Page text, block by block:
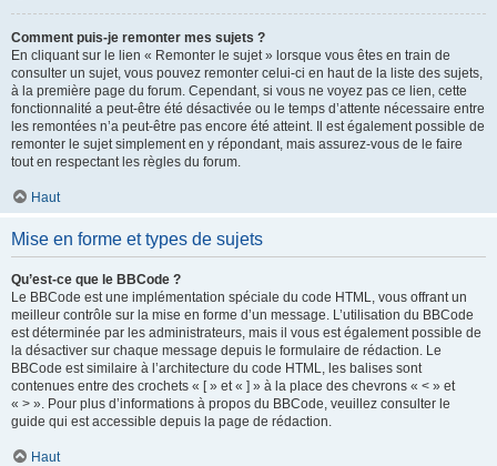
Comment puis-je remonter mes sujets ?
En cliquant sur le lien « Remonter le sujet » lorsque vous êtes en train de
consulter un sujet, vous pouvez remonter celui-ci en haut de la liste des sujets,
à la première page du forum. Cependant, si vous ne voyez pas ce lien, cette
fonctionnalité a peut-être été désactivée ou le temps d’attente nécessaire entre
les remontées n’a peut-être pas encore été atteint. Il est également possible de
remonter le sujet simplement en y répondant, mais assurez-vous de le faire
tout en respectant les règles du forum.
Haut
Mise en forme et types de sujets
Qu’est-ce que le BBCode ?
Le BBCode est une implémentation spéciale du code HTML, vous offrant un
meilleur contrôle sur la mise en forme d’un message. L’utilisation du BBCode
est déterminée par les administrateurs, mais il vous est également possible de
la désactiver sur chaque message depuis le formulaire de rédaction. Le
BBCode est similaire à l’architecture du code HTML, les balises sont
contenues entre des crochets « [ » et « ] » à la place des chevrons « < » et
« > ». Pour plus d’informations à propos du BBCode, veuillez consulter le
guide qui est accessible depuis la page de rédaction.
Haut